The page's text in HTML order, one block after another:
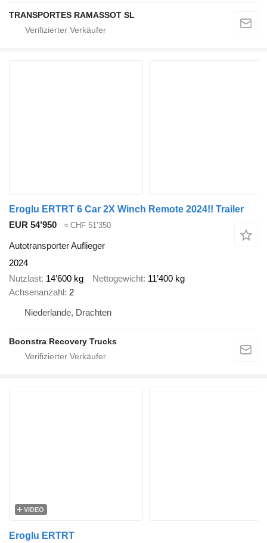
TRANSPORTES RAMASSOT SL
Eroglu ERTRT 6 Car 2X Winch Remote 2024!! Trailer
EUR 54’950
≈ CHF 51’350
Autotransporter Auflieger
2024
Nutzlast 14’600 kg Nettogewicht 11’400 kg
Achsenanzahl 2
Niederlande, Drachten
Boonstra Recovery Trucks
VIDEO
Eroglu ERTRT